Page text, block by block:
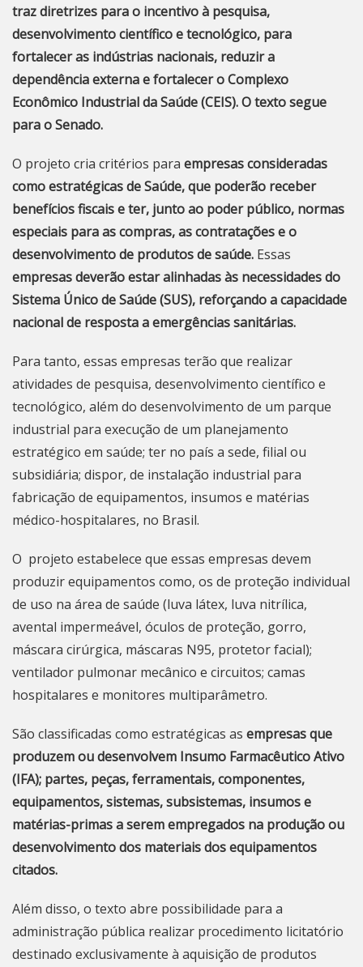
traz diretrizes para o incentivo à pesquisa,
desenvolvimento científico e tecnológico, para
fortalecer as indústrias nacionais, reduzir a
dependência externa e fortalecer o Complexo
Econômico Industrial da Saúde (CEIS). O texto segue
para o Senado.
O projeto cria critérios para empresas consideradas
como estratégicas de Saúde, que poderão receber
benefícios fiscais e ter, junto ao poder público, normas
especiais para as compras, as contratações e o
desenvolvimento de produtos de saúde. Essas
empresas deverão estar alinhadas às necessidades do
Sistema Único de Saúde (SUS), reforçando a capacidade
nacional de resposta a emergências sanitárias.
Para tanto, essas empresas terão que realizar
atividades de pesquisa, desenvolvimento científico e
tecnológico, além do desenvolvimento de um parque
industrial para execução de um planejamento
estratégico em saúde; ter no país a sede, filial ou
subsidiária; dispor, de instalação industrial para
fabricação de equipamentos, insumos e matérias
médico-hospitalares, no Brasil.
O projeto estabelece que essas empresas devem
produzir equipamentos como, os de proteção individual
de uso na área de saúde (luva látex, luva nitrílica,
avental impermeável, óculos de proteção, gorro,
máscara cirúrgica, máscaras N95, protetor facial);
ventilador pulmonar mecânico e circuitos; camas
hospitalares e monitores multiparâmetro.
São classificadas como estratégicas as empresas que
produzem ou desenvolvem Insumo Farmacêutico Ativo
(IFA); partes, peças, ferramentais, componentes,
equipamentos, sistemas, subsistemas, insumos e
matérias-primas a serem empregados na produção ou
desenvolvimento dos materiais dos equipamentos
citados.
Além disso, o texto abre possibilidade para a
administração pública realizar procedimento licitatório
destinado exclusivamente à aquisição de produtos